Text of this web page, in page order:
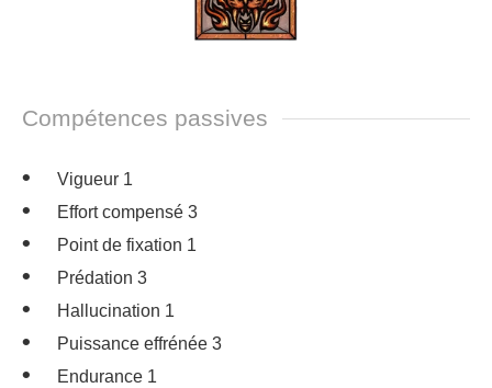
Compétences passives
Vigueur 1
Effort compensé 3
Point de fixation 1
Prédation 3
Hallucination 1
Puissance effrénée 3
Endurance 1